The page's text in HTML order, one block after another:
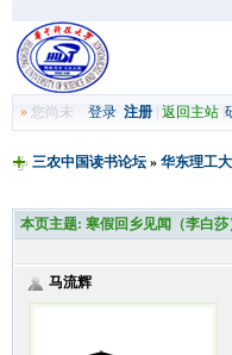
»您尚未 登录 注册| 返回主站|
三农中国读书论坛» 华东理工
本页主题: 寒假回乡见闻（李白莎
马流辉